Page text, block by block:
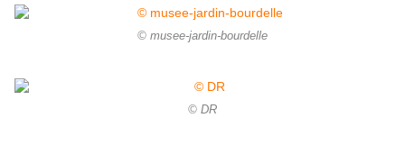
© musee-jardin-bourdelle
© DR